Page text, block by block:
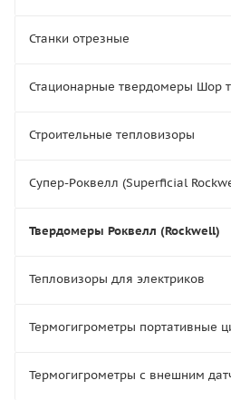
Станки отрезные
Стационарные твердомеры Шор
Строительные тепловизоры
Супер-Роквелл (Superficial
Твердомеры Роквелл (Rockwell)
Тепловизоры для электриков
Термогигрометры портативные
Термогигрометры с внешним